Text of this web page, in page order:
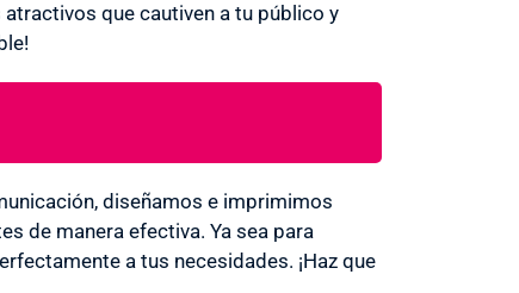
que cautiven a tu público y
diseñamos e imprimimos
de manera efectiva. Ya sea para
a tus necesidades. ¡Haz que